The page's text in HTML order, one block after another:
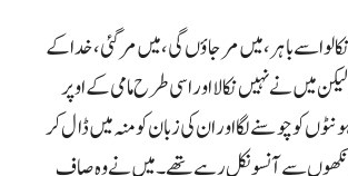
اسے باہر، میں مر جاؤں گی، میں مر گئی، خدا کے
میں نے نہیں نکالا اور اسی طرح مامی کے اوپر
کو چوسنے لگا اور ان کی زبان کو منہ میں ڈال کر
آنکھوں سے آنسو نکل رہے تھے۔ میں نے وہ صاف